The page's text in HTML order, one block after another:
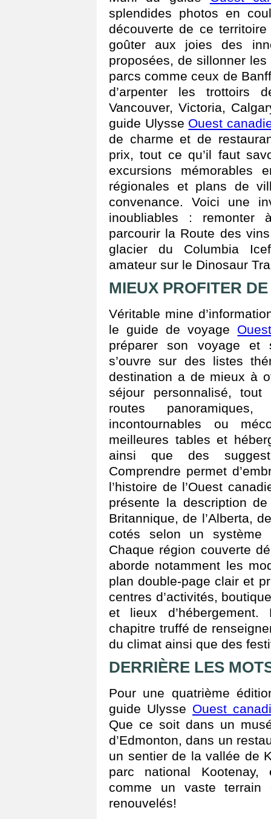
splendides photos en
découverte de ce
goûter aux joies des
proposées, de sillonner
parcs comme ceux de
d’arpenter les trottoirs
Vancouver, Victoria,
guide Ulysse Ouest
de charme et de
prix, tout ce qu’il faut
excursions
régionales et plans de
convenance. Voici une
inoubliables : remonter
parcourir la Route des
glacier du Columbia
amateur sur le Dinosaur
MIEUX PROFITER
Véritable mine
le guide de voyage
préparer son voyage et
s’ouvre sur des listes
destination a de mieux à
séjour personnalisé,
routes
incontournables ou
meilleures tables et
ainsi que des
Comprendre permet
l’histoire de l’Ouest
présente la description
Britannique, de l’Alberta,
cotés selon un
Chaque région couverte
aborde notamment les
plan double-page clair et
centres d’activités,
et lieux
chapitre truffé de
du climat ainsi que des
DERRIÈRE LES
Pour une quatrième
guide Ulysse Ouest
Que ce soit dans un
d’Edmonton, dans un
un sentier de la vallée de
parc national Kootenay,
comme un vaste
renouvelés!